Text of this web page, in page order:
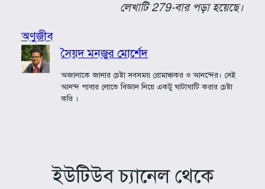
লেখাটি 279-বার পড়া হয়েছে।
অণুজীব
সৈয়দ মনজুর মোর্শেদ
অজানাকে জানার চেষ্টা সবসময় রোমাঞ্চকর ও আনন্দের। সেই
আনন্দ পাবার লোভে বিজ্ঞান নিয়ে একটু ঘাটাঘাটি করার চেষ্টা
করি ।
ইউটিউব চ্যানেল থেকে